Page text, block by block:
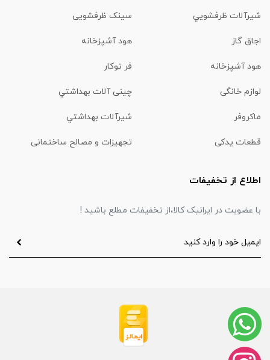
شیرآلات ظرفشويي سینک ظرفشویی
اجاق گاز هود آشپزخانه
هود آشپزخانه فر توکار
لوازم خانگی چینی آلات بهداشتي
ماكروفر شیرآلات بهداشتي
قطعات یدکی تجهیزات و مصالح ساختمانی
اطلاع از تخفیفات
با عضویت در ایرانیک کالا،از تخفیفات مطلع باشید !